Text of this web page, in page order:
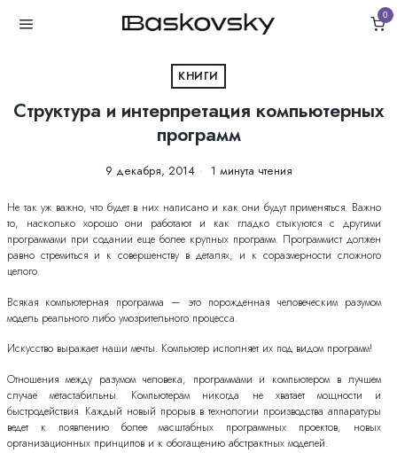
0
КНИГИ
Структура и интерпретация компьютерных
программ
9 декабря, 2014 1 минута чтения
Не так уж важно, что будет в них написано и как они будут применяться. Важно
то, насколько хорошо они работают и как гладко стыкуются с другими
программами при содании еще более крупных программ. Программист должен
равно стремиться и к совершенству в деталях, и к соразмерности сложного
целого.
Всякая компьютерная программа — это порожденная человеческим разумом
модель реального либо умозрительного процесса.
Искусство выражает наши мечты. Компьютер исполняет их под видом программ!
Отношения между разумом человека, программами и компьютером в лучшем
случае метастабильны. Компьютерам никогда не хватает мощности и
быстродействия. Каждый новый прорыв в технологии производства аппаратуры
ведет к появлению более масштабных программных проектов, новых
организационных принципов и к обогащению абстрактных моделей.